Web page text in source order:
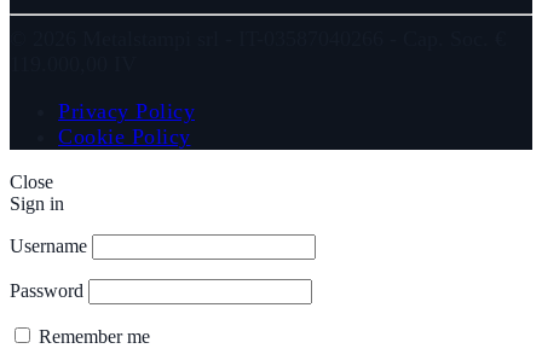
Privacy Policy
Cookie Policy
Close
Sign in
Username
Password
Remember me